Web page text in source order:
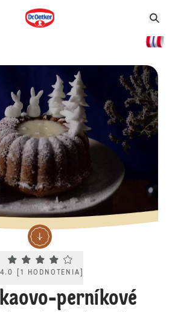
Current rating 4.0. Click to rate.
4.0 1 HODNOTENIA
perníkové